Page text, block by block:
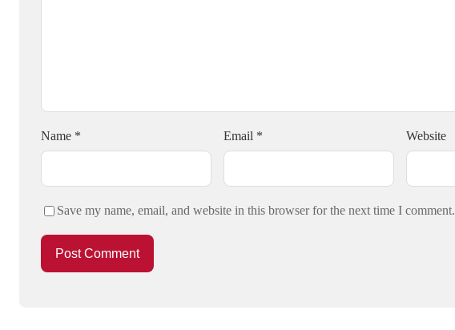
Name * Email * Website
Save my name, email, and website in this browser for the next time I comment.